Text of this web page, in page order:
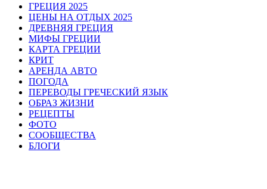
ГРЕЦИЯ 2025
ЦЕНЫ НА ОТДЫХ 2025
ДРЕВНЯЯ ГРЕЦИЯ
МИФЫ ГРЕЦИИ
КАРТА ГРЕЦИИ
КРИТ
АРЕНДА АВТО
ПОГОДА
ПЕРЕВОДЫ ГРЕЧЕСКИЙ ЯЗЫК
ОБРАЗ ЖИЗНИ
РЕЦЕПТЫ
ФОТО
СООБЩЕСТВА
БЛОГИ